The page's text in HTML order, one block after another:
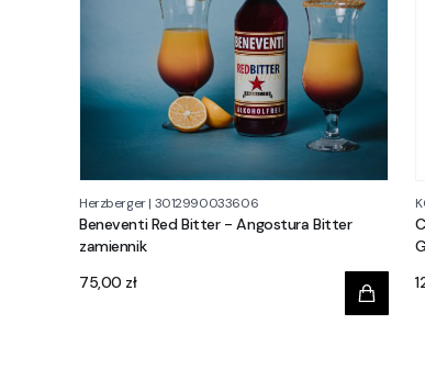
Herzberger| 3012990033606
Beneventi Red Bitter - Angostura Bitter
zamiennik
Cena
75,00 zł